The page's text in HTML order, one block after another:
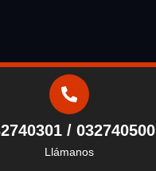
/ 032740500
Llámanos